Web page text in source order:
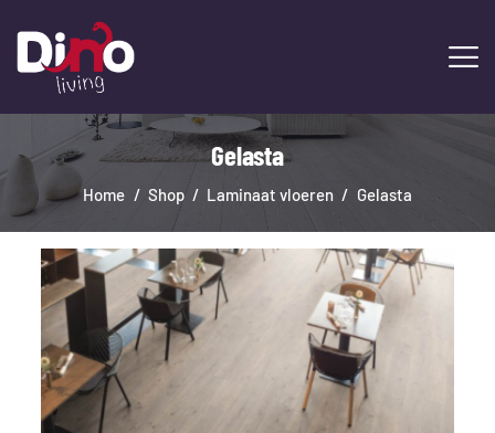
HOME
LAMINAAT
TRAPRENOVATIE
TAPIJT
OVERIGE PRODUCTEN
DIENSTEN
CONTACT
Gelasta
Home Shop Laminaat vloeren Gelasta